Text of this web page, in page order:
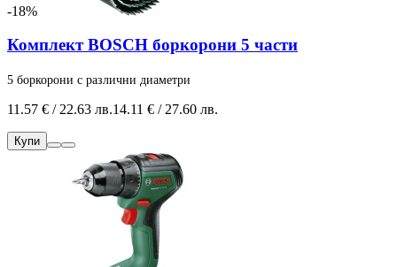
-18%
Комплект BOSCH боркорони 5 части
5 боркорони с различни диаметри
11.57 € / 22.63 лв.14.11 € / 27.60 лв.
Купи